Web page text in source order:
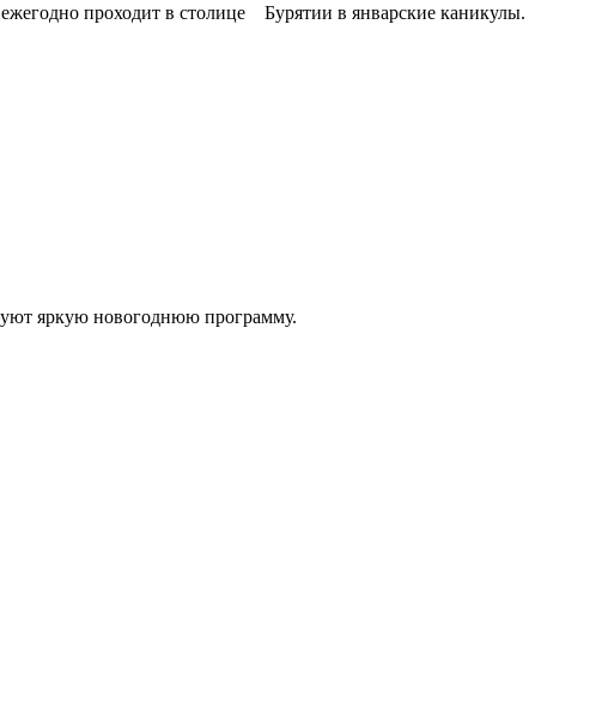
проходит в столице Бурятии в январские каникулы.
яркую новогоднюю программу.